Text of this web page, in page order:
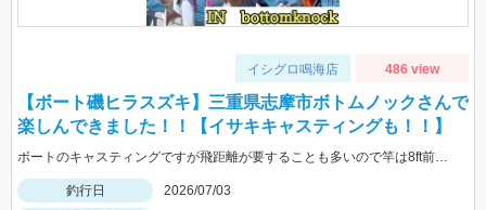
イシグロ鳴海店 486 view
【ボート磯ヒラスズキ】三重県志摩市ボトムノックさんで
楽しんできました！！【イサキキャスティングも！！】
釣行日
2026/07/03